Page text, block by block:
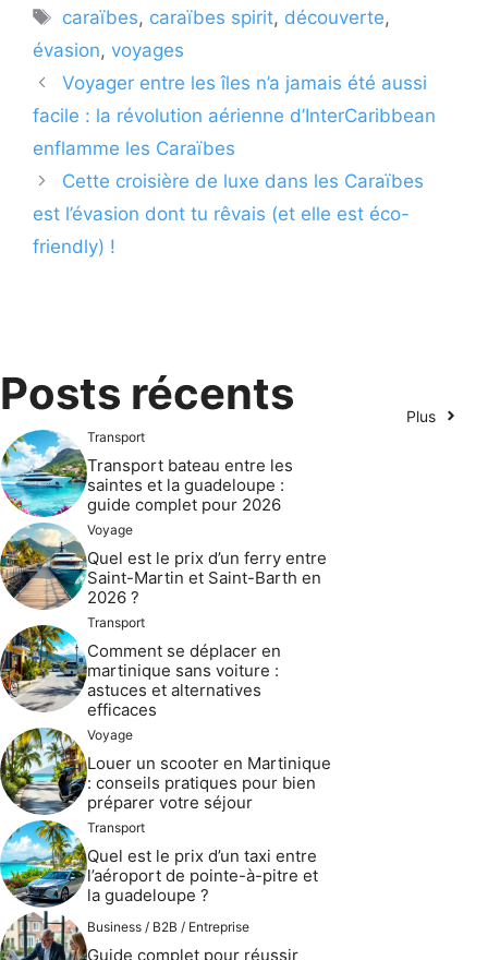
Étiquettes
caraïbes, caraïbes spirit, découverte,
évasion, voyages
Voyager entre les îles n’a jamais été aussi
facile : la révolution aérienne d’InterCaribbean
enflamme les Caraïbes
Cette croisière de luxe dans les Caraïbes
est l’évasion dont tu rêvais (et elle est éco-
friendly) !
Posts récents Plus
Transport
Transport bateau entre les
saintes et la guadeloupe :
guide complet pour 2026
Voyage
Quel est le prix d’un ferry entre
Saint-Martin et Saint-Barth en
2026 ?
Transport
Comment se déplacer en
martinique sans voiture :
astuces et alternatives
efficaces
Voyage
Louer un scooter en Martinique
: conseils pratiques pour bien
préparer votre séjour
Transport
Quel est le prix d’un taxi entre
l’aéroport de pointe-à-pitre et
la guadeloupe ?
Business / B2B / Entreprise
Guide complet pour réussir